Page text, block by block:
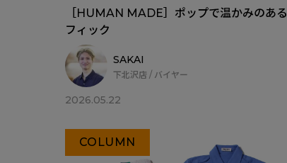
［HUMAN MADE］ポップで温かみのあ
フィック
SAKAI
下北沢店 / バイヤー
2026.05.22
COLUMN